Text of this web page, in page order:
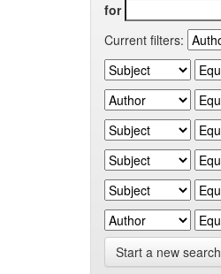
for
Current filters:
Start a new search